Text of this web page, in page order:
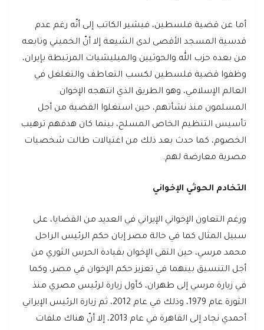
أما عن قضية فلسطين، فيشير الكاتب إلى أنّه رغم عدم
قدسية المسجد الأقصى لدى الشيعة إلا أنّ الخميني وتابعه
من بعده حزب الله والحوثيين والميليشيات المرتبطة بإيران،
وظفوا قضية فلسطين لكسب التعاطف والتغلغل في
العالم الإسلامي، وهو الطريق الذي انتهجه الإخوان
المسلمون منذ نشأتهم، حين استغلوا القضية من أجل
تأسيس التنظيم الخاص المسلح، بينما كان هدفهم ترهيب
الخصوم، كما حدث بعد ذلك من اغتيالات طالت شخصيات
مصرية معارضة لهم.
التخادم الحوثي الإخواني
ورغم التعاون الإخواني الإيراني في العديد من القضايا، على
سبيل المثال كما في حالة مصر إبان حكم الرئيس الراحل
محمد مرسي، حين التقى الإخوان بقيادة الحرس الثوري من
أجل التنسيق بينهما في تعزيز حكم الإخوان في مصر، وكما
في زيارة مرسي إلى طهران، كأول زيارة لرئيس مصري منذ
الثورة عام 1979، وذلك في عام 2012، ثم زيارة الرئيس الإيراني
أحمدي نجاد إلى القاهرة في عام 2013، إلا أنّ هناك ملفات